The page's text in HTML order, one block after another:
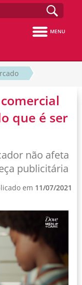
MENU
que é ser
não afeta
publicitária
em 11/07/2021